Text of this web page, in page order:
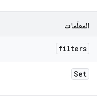
المعلَمات
filters
Set